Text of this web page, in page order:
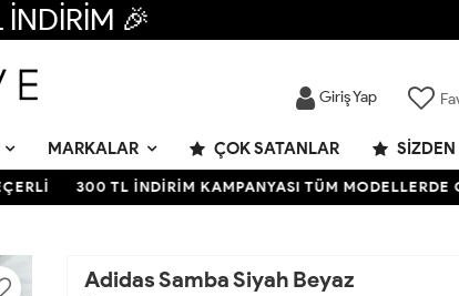
İNDİRİM 🎉
Giriş Yap
MARKALAR ÇOK SATANLAR SIZDEN
300 TL İNDİRİM KAMPANYASI TÜM MODELLERDE
Adidas Samba Siyah Beyaz